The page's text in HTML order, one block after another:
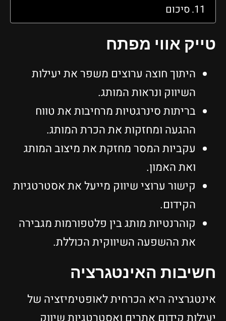
סיכום
טייק אווי מפתח
היתוך חוצה ערוצים משפר את יעילות
השיווק ונראות המותג.
בריתות סינרגטיות מרחיבות את טווח
ההגעה ומחזקות את הכרת המותג.
עקביות המסר מחזקת את מיצוב המותג
ואת האמון.
קישור ערוצי שיווק מייעל את אסטרטגיות
הקידום.
קוהרנטיות מותג בין פלטפורמות מגבירה
את ההשפעה השיווקית הכוללת.
חשיבות האינטגרציה
אינטגרציה היא הכרחית לאופטימיזציה של